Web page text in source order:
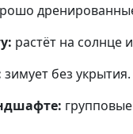
растёт на солнце
зимует без укрытия.